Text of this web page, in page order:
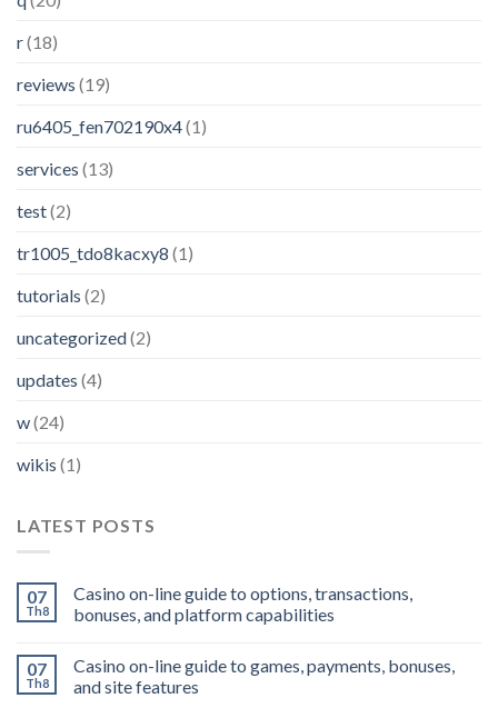
r(18)
reviews (19)
ru6405_fen702190x4(1)
services (13)
test(2)
tr1005_tdo8kacxy8 (1)
tutorials (2)
uncategorized(2)
updates (4)
w(24)
wikis (1)
LATEST POSTS
07
Th8
Casino on-line guide to options, transactions,
bonuses, and platform capabilities
07
Th8
Casino on-line guide to games, payments, bonuses,
and site features